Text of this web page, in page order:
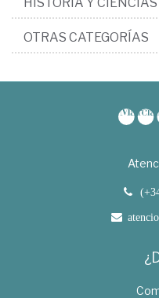
OTRAS CATEGORÍAS